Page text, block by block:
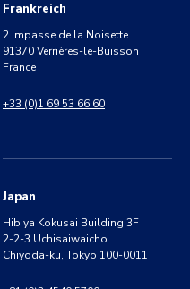
Frankreich
2 Impasse de la Noisette
91370 Verrières-le-Buisson
France
+33 (0)1 69 53 66 60
Japan
Hibiya Kokusai Building 3F
2-2-3 Uchisaiwaicho
Chiyoda-ku, Tokyo 100-0011